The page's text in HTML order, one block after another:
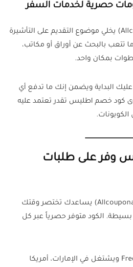
حصرية لخدمات السفر
كوبون اطليس (Allcouponat) يخلي موضوع التقديم على التأشيرة
تتعب بالبحث عن أوراق أو مكاتب،
بمكان واحد.
البداية ويضمن إنك ما تدفع أي
كود خصم اطليس تقدر تعتمد عليه
وفر على طلبات
الرمز الترويجي اطليس (Allcouponat) يساعدك تختصر وقتك
الكود متوفر حصرياً عبر كل
المميز إن الخصم مجاني Free ويشتغل في الإمارات، أمريكا